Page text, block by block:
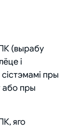
(вырабу
і
пры
або пры
яго